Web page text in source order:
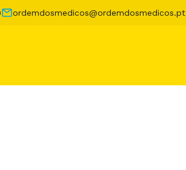
ordemdosmedicos@ordemdosmedicos.pt